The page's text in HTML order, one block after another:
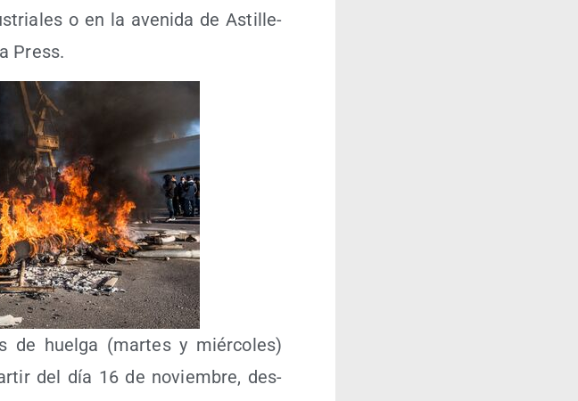
o en la ave­ni­da de Asti­lle­
Press.
de huel­ga (mar­tes y miér­co­les)
del día 16 de noviem­bre, des­